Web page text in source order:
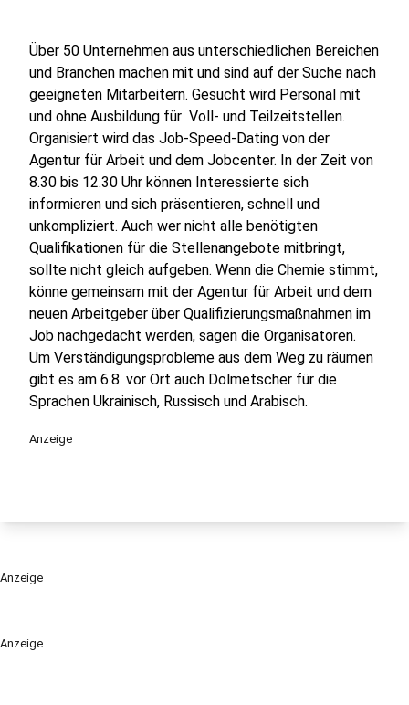
Anzeige
Über 50 Unternehmen aus unterschiedlichen Bereichen
und Branchen machen mit und sind auf der Suche nach
geeigneten Mitarbeitern. Gesucht wird Personal mit
und ohne Ausbildung für Voll- und Teilzeitstellen.
Organisiert wird das Job-Speed-Dating von der
Agentur für Arbeit und dem Jobcenter. In der Zeit von
8.30 bis 12.30 Uhr können Interessierte sich
informieren und sich präsentieren, schnell und
unkompliziert. Auch wer nicht alle benötigten
Qualifikationen für die Stellenangebote mitbringt,
sollte nicht gleich aufgeben. Wenn die Chemie stimmt,
könne gemeinsam mit der Agentur für Arbeit und dem
neuen Arbeitgeber über Qualifizierungsmaßnahmen im
Job nachgedacht werden, sagen die Organisatoren.
Um Verständigungsprobleme aus dem Weg zu räumen
gibt es am 6.8. vor Ort auch Dolmetscher für die
Sprachen Ukrainisch, Russisch und Arabisch.
Anzeige
Anzeige